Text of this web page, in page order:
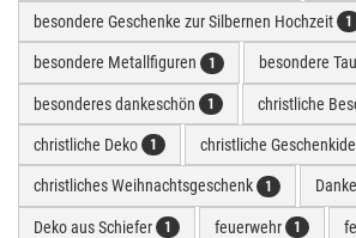
besondere Geschenke zur Silbernen Hochzeit 1
besondere Metallfiguren 1 besondere
besonderes dankeschön 1 christliche
christliche Deko 1 christliche
christliches Weihnachtsgeschenk 1
Deko aus Schiefer 1 feuerwehr 1